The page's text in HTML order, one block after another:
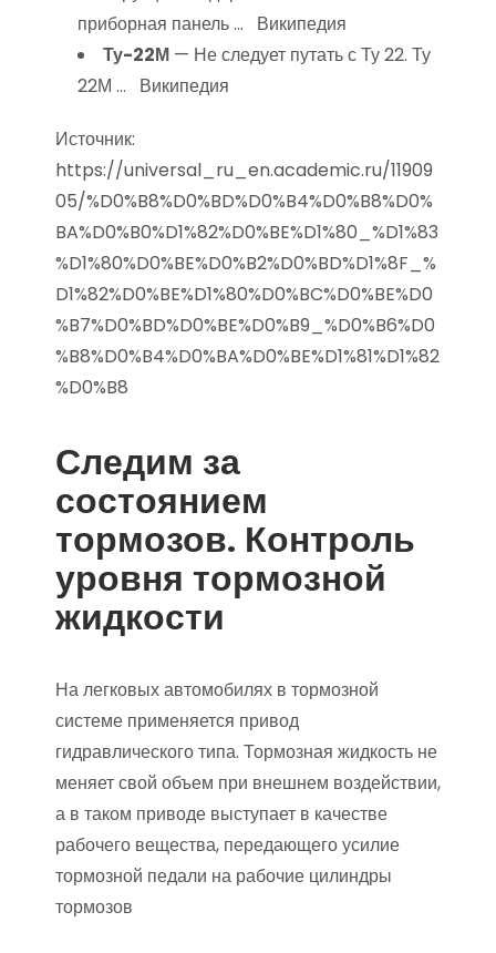
приборная панель … Википедия
Ту-22М — Не следует путать с Ту 22. Ту
22М … Википедия
Источник:
https://universal_ru_en.academic.ru/11909
05/%D0%B8%D0%BD%D0%B4%D0%B8%D0%
BA%D0%B0%D1%82%D0%BE%D1%80_%D1%83
%D1%80%D0%BE%D0%B2%D0%BD%D1%8F_%
D1%82%D0%BE%D1%80%D0%BC%D0%BE%D0
%B7%D0%BD%D0%BE%D0%B9_%D0%B6%D0
%B8%D0%B4%D0%BA%D0%BE%D1%81%D1%82
%D0%B8
Следим за
состоянием
тормозов. Контроль
уровня тормозной
жидкости
На легковых автомобилях в тормозной
системе применяется привод
гидравлического типа. Тормозная жидкость не
меняет свой объем при внешнем воздействии,
а в таком приводе выступает в качестве
рабочего вещества, передающего усилие
тормозной педали на рабочие цилиндры
тормозов